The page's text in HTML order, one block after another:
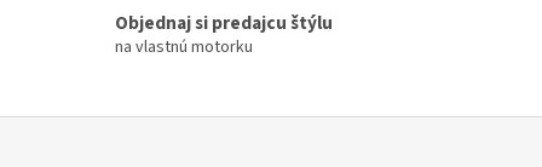
Objednaj si predajcu štýlu
na vlastnú motorku